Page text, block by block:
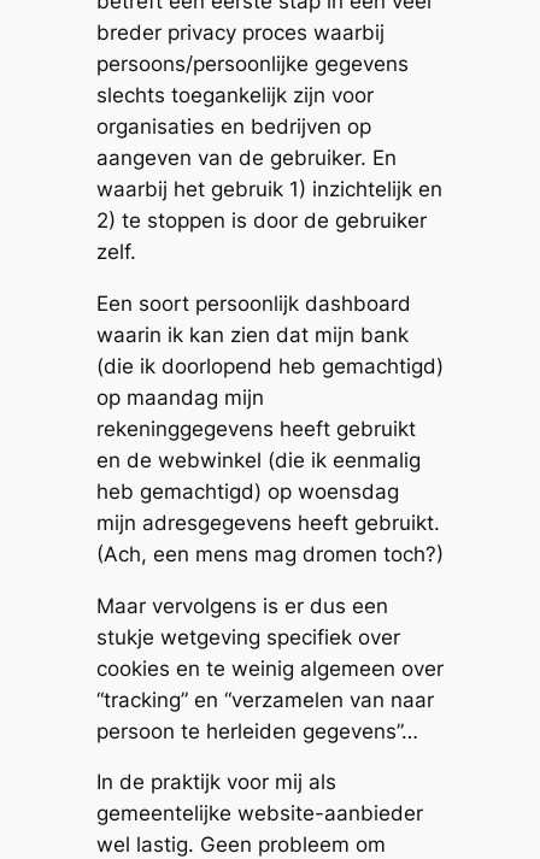
breder privacy proces waarbij
persoons/persoonlijke gegevens
slechts toegankelijk zijn voor
organisaties en bedrijven op
aangeven van de gebruiker. En
waarbij het gebruik 1) inzichtelijk en
2) te stoppen is door de gebruiker
zelf.
Een soort persoonlijk dashboard
waarin ik kan zien dat mijn bank
(die ik doorlopend heb gemachtigd)
op maandag mijn
rekeninggegevens heeft gebruikt
en de webwinkel (die ik eenmalig
heb gemachtigd) op woensdag
mijn adresgegevens heeft gebruikt.
(Ach, een mens mag dromen toch?)
Maar vervolgens is er dus een
stukje wetgeving specifiek over
cookies en te weinig algemeen over
“tracking” en “verzamelen van naar
persoon te herleiden gegevens”…
In de praktijk voor mij als
gemeentelijke website-aanbieder
wel lastig. Geen probleem om